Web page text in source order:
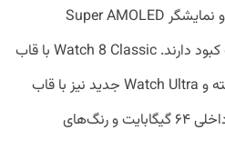
میلی‌متری عرضه شده که هر دو نمایشگر Super AMOLED
همیشه‌روشن با محافظ یاقوت کبود دارند. Watch 8 Classic با قاب
چرخان مکانیکی محبوب بازگشته و Watch Ultra جدید نیز با قاب
بزرگ‌تر ۴۷ میلی‌متری، حافظه داخلی ۶۴ گیگابایت و رنگ‌های